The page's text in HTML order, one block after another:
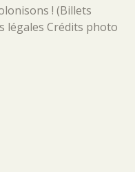
! (Billets
légales Crédits photo